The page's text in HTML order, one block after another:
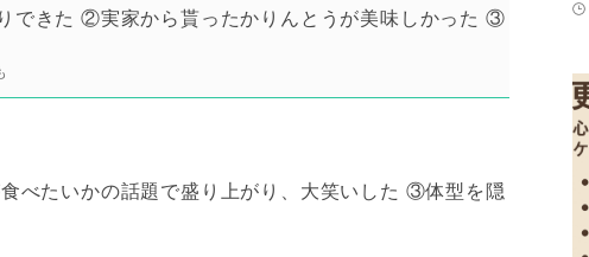
できた ②実家から貰ったかりんとうが美味しかった ③
べたいかの話題で盛り上がり、大笑いした ③体型を隠